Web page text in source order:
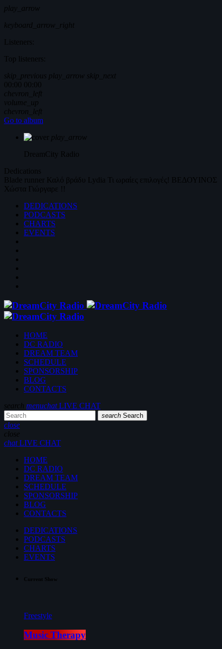
play_arrow
keyboard_arrow_right
Listeners:
Top listeners:
skip_previous play_arrow skip_next
00:00 00:00
chevron_left
volume_up
chevron_left
Go to album
play_arrow
DreamCity Radio
Dedications
Blade runner Καλό βράδυ Lydia Τι ωραίες επιλογές! ΒΕΔΟΥΙΝΟΣ
Χώστα Γιώργαρε !!
DEDICATIONS
PODCASTS
CHARTS
EVENTS
HOME
DC RADIO
DREAM TEAM
SCHEDULE
SPONSORSHIP
BLOG
CONTACTS
search menuchatLIVE CHAT
search Search
close
close
chatLIVE CHAT
HOME
DC RADIO
DREAM TEAM
SCHEDULE
SPONSORSHIP
BLOG
CONTACTS
DEDICATIONS
PODCASTS
CHARTS
EVENTS
Current Show
Freestyle
Music Therapy